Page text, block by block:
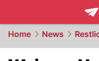
Home News